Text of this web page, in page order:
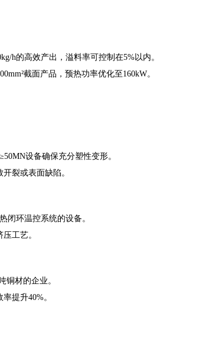
h的高效产出，溢料率可控制在5%以内‌。
截面产品，预热功率优化至160kW‌。
设备确保充分塑性变形‌。
开裂或表面缺陷‌。
闭环温控系统的设备‌。
压工艺‌。
铜材的企业‌。
率提升40%‌。